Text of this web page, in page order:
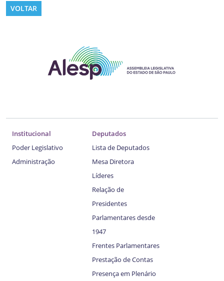
VOLTAR
Institucional
Poder Legislativo
Administração
Deputados
Lista de Deputados
Mesa Diretora
Líderes
Relação de
Presidentes
Parlamentares desde
1947
Frentes Parlamentares
Prestação de Contas
Presença em Plenário